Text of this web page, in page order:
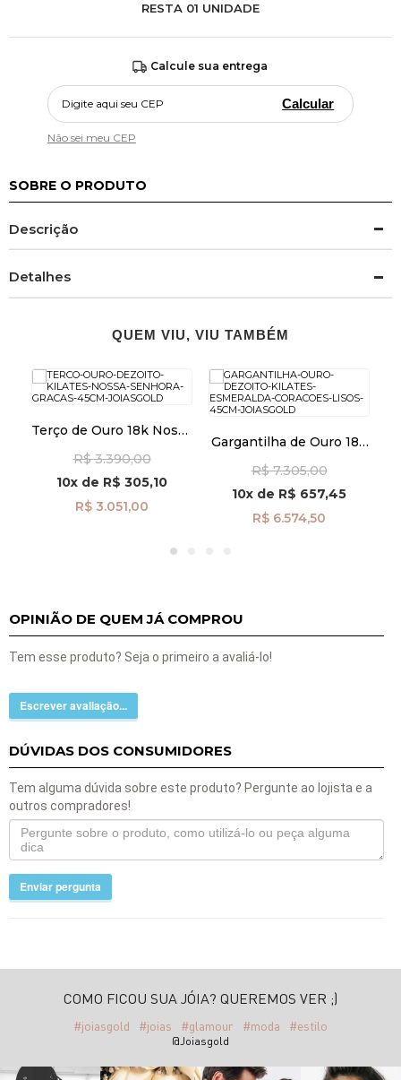
RESTA 01 UNIDADE
Calcule sua entrega
Calcular
Não sei meu CEP
SOBRE O PRODUTO
Descrição
Detalhes
QUEM VIU, VIU TAMBÉM
Terço de Ouro 18k Nossa
45cm ga08595
R$ 3.390,00
10x de R$ 305,10
R$ 3.051,00
Gargantilha de Ouro 18k
Lisos de 45cm ga08433
R$ 7.305,00
10x de R$ 657,45
R$ 6.574,50
OPINIÃO DE QUEM JÁ COMPROU
Tem esse produto? Seja o primeiro a avaliá-lo!
Escrever avaliação...
DÚVIDAS DOS CONSUMIDORES
Tem alguma dúvida sobre este produto? Pergunte ao lojista e a
outros compradores!
Enviar pergunta
COMO FICOU SUA JÓIA? QUEREMOS VER ;)
#joiasgold #joias #glamour #moda #estilo
@Joiasgold